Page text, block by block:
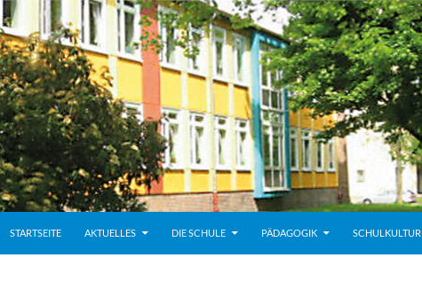
STARTSEITE AKTUELLES DIE SCHULE PÄDAGOGIK SCHULKULTUR